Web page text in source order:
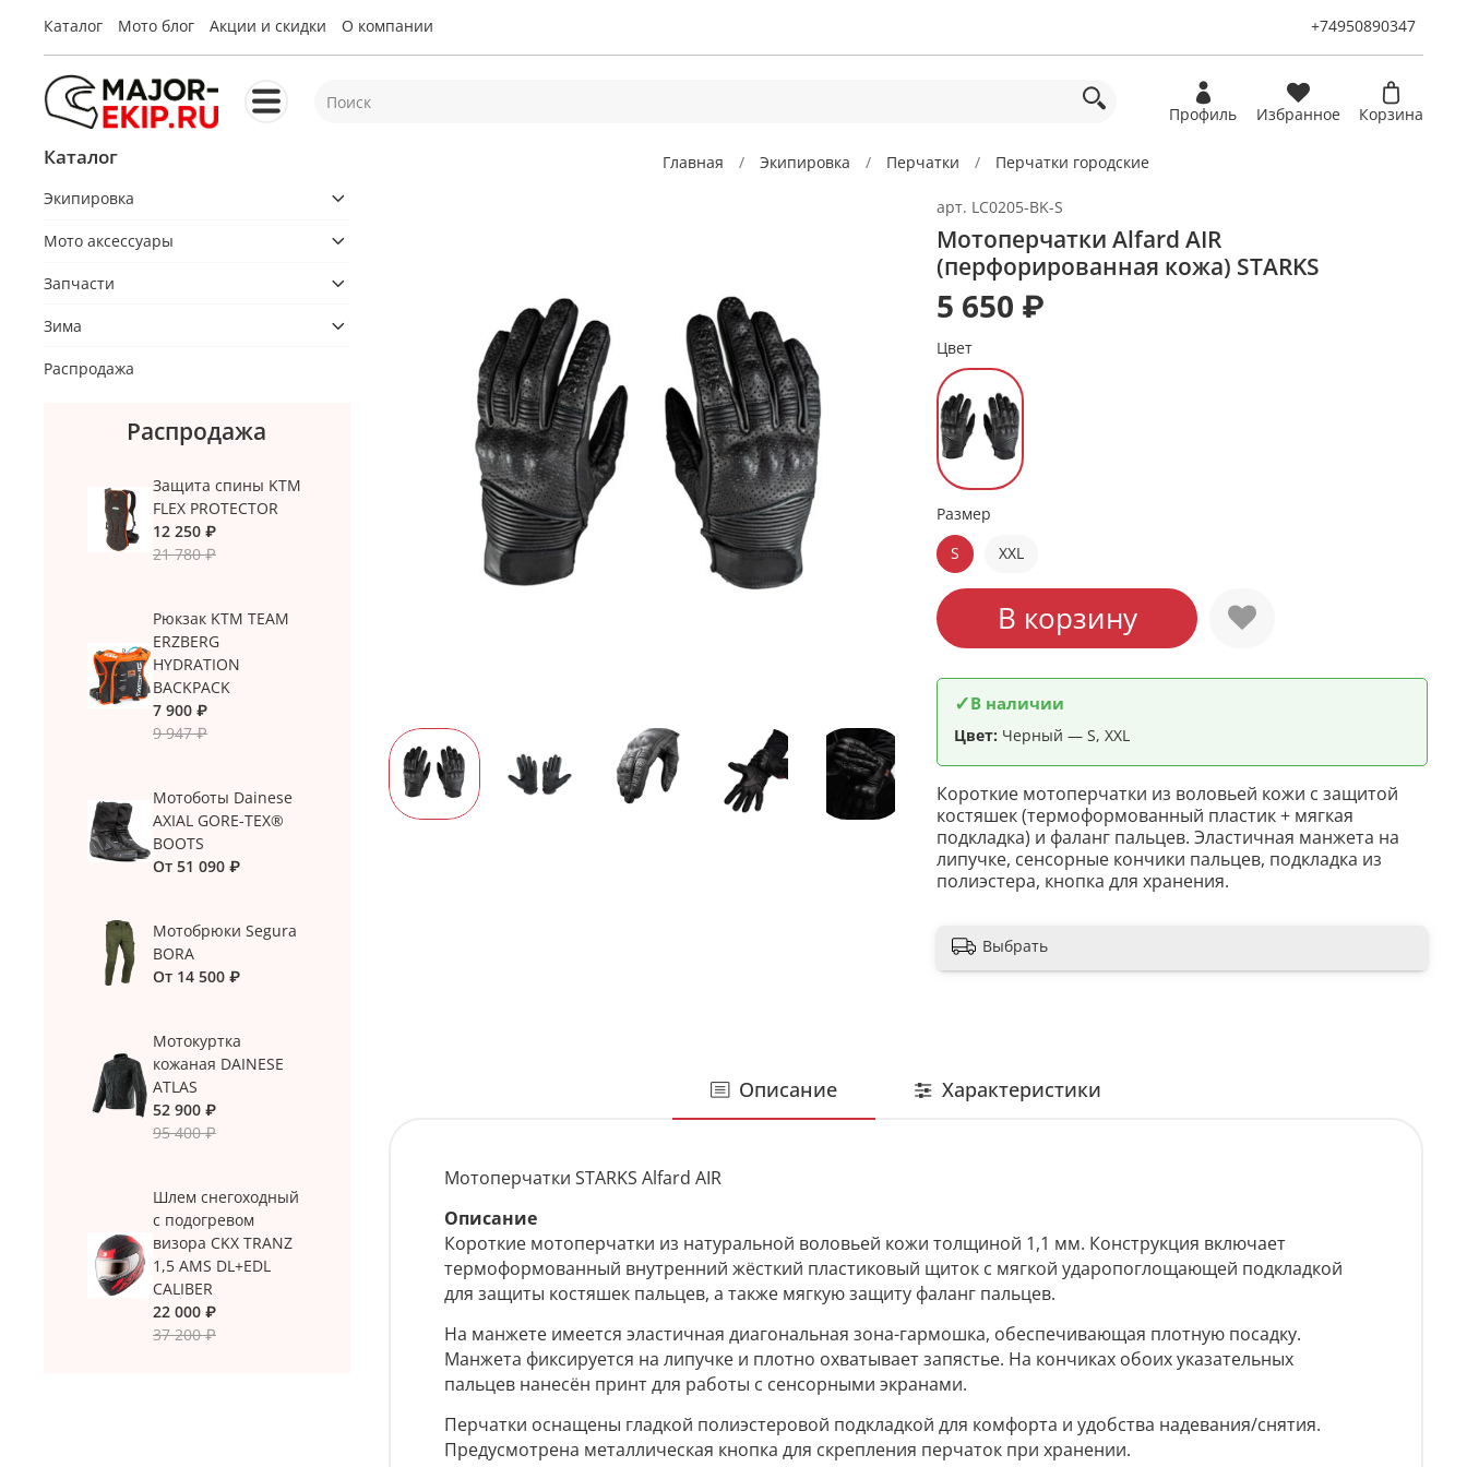
Каталог Мото блог Акции и скидки О компании +74950890347
Профиль Избранное Корзина
Главная Экипировка Перчатки Перчатки городские
арт. LC0205-BK-S
Мотоперчатки Alfard AIR
(перфорированная кожа) STARKS
5 650 ₽
В корзину
Цвет
Размер
S
XXL
✓В наличии
Цвет: Черный — S, XXL
Короткие мотоперчатки из воловьей кожи с защитой
костяшек (термоформованный пластик + мягкая
подкладка) и фаланг пальцев. Эластичная манжета на
липучке, сенсорные кончики пальцев, подкладка из
полиэстера, кнопка для хранения.
Выбрать
Описание Характеристики
Мотоперчатки STARKS Alfard AIR
Описание
Короткие мотоперчатки из натуральной воловьей кожи толщиной 1,1 мм. Конструкция включает
термоформованный внутренний жёсткий пластиковый щиток с мягкой ударопоглощающей подкладкой
для защиты костяшек пальцев, а также мягкую защиту фаланг пальцев.
На манжете имеется эластичная диагональная зона-гармошка, обеспечивающая плотную посадку.
Манжета фиксируется на липучке и плотно охватывает запястье. На кончиках обоих указательных
пальцев нанесён принт для работы с сенсорными экранами.
Перчатки оснащены гладкой полиэстеровой подкладкой для комфорта и удобства надевания/снятия.
Предусмотрена металлическая кнопка для скрепления перчаток при хранении.
Каталог
Экипировка
Мото аксессуары
Запчасти
Зима
Распродажа
Распродажа
Защита спины KTM
FLEX PROTECTOR
12 250 ₽
21 780 ₽
Рюкзак KTM TEAM
ERZBERG
HYDRATION
BACKPACK
7 900 ₽
9 947 ₽
Мотоботы Dainese
AXIAL GORE-TEX®
BOOTS
От 51 090 ₽
Мотобрюки Segura
BORA
От 14 500 ₽
Мотокуртка
кожаная DAINESE
ATLAS
52 900 ₽
95 400 ₽
Шлем снегоходный
с подогревом
визора CKX TRANZ
1,5 AMS DL+EDL
CALIBER
22 000 ₽
37 200 ₽